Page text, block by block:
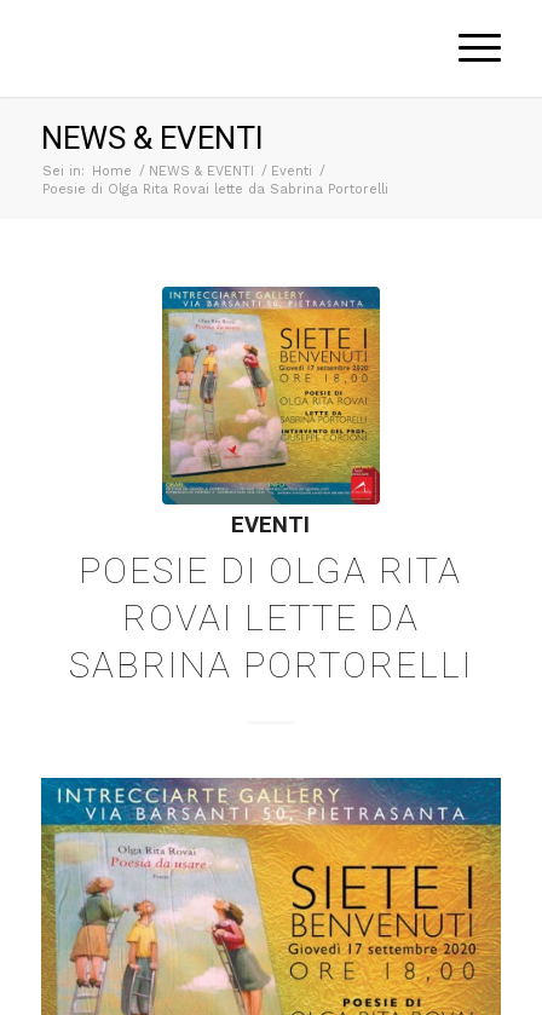
NEWS & EVENTI
Sei in: Home / NEWS & EVENTI / Eventi /
Poesie di Olga Rita Rovai lette da Sabrina Portorelli
EVENTI
POESIE DI OLGA RITA
ROVAI LETTE DA
SABRINA PORTORELLI